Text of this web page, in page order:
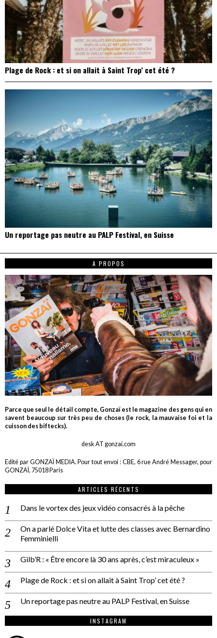
Plage de Rock : et si on allait à Saint Trop’ cet été ?
Un reportage pas neutre au PALP Festival, en Suisse
A PROPOS
Parce que seul le détail compte, Gonzaï est le magazine des gens qui en
savent beaucoup sur très peu de choses (le rock, la mauvaise foi et la
cuisson des biftecks).
desk AT gonzai.com
Edité par GONZAÏ MEDIA. Pour tout envoi : CBE, 6 rue André Messager, pour
GONZAÏ, 75018 Paris
ARTICLES RÉCENTS
Dans le vortex des jeux vidéo consacrés à la pêche
On a parlé Dolce Vita et lutte des classes avec Bernardino
Femminielli
Gilb’R : « Être encore là 30 ans après, c’est miraculeux »
Plage de Rock : et si on allait à Saint Trop’ cet été ?
Un reportage pas neutre au PALP Festival, en Suisse
INSTAGRAM